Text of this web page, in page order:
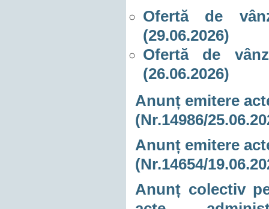
Ofertă de
(29.06.2026)
Ofertă de
(26.06.2026)
Anunț emitere
(Nr.14986/
Anunț emitere
(Nr.14654/
Anunț colectiv